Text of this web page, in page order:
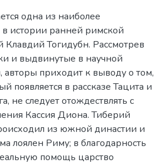
одна из наиболее
истории ранней римской
Тогидубн. Рассмотрев
и выдвинутые в научной
авторы приходит к выводу о том,
появляется в рассказе Тацита и
не следует отождествлять с
Кассия Диона. Тиберий
из южной династии и
лоялен Риму; в благодарность
помощь царство